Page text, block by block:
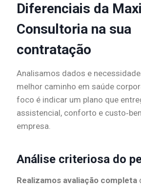
Diferenciais da
Consultoria na sua
contratação
Analisamos dados e
melhor caminho em saúde
foco é indicar um plano que
assistencial, conforto e
empresa.
Análise criteriosa do
Realizamos avaliação completa